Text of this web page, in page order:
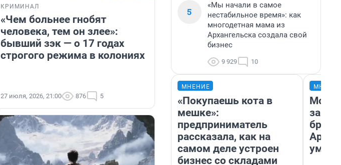
КРИМИНАЛ
«Чем больнее гнобят
человека, тем он злее»:
бывший зэк — о 17 годах
строгого режима в колониях
27 июля, 2026, 21:00 876 5
5
«Мы начали в самое
нестабильное время»: как
многодетная мама из
Архангельска создала свой
бизнес
9 929 10
МНЕНИЕ
«Покупаешь кота в
мешке»:
предприниматель
рассказала, как на
самом деле устроен
бизнес со складами